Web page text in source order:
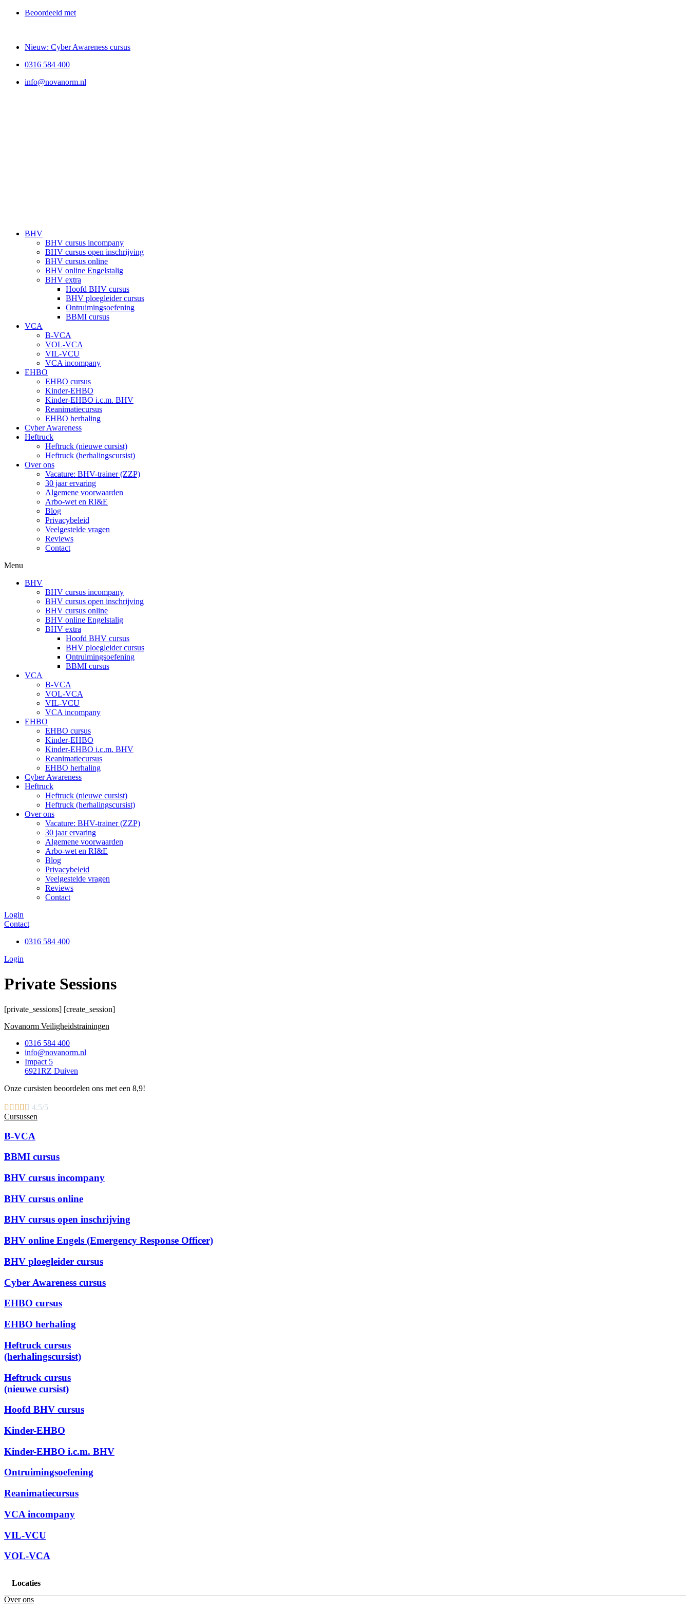
Beoordeeld met
Nieuw: Cyber Awareness cursus
0316 584 400
info@novanorm.nl
BHV
BHV cursus incompany
BHV cursus open inschrijving
BHV cursus online
BHV online Engelstalig
BHV extra
Hoofd BHV cursus
BHV ploegleider cursus
Ontruimingsoefening
BBMI cursus
VCA
B-VCA
VOL-VCA
VIL-VCU
VCA incompany
EHBO
EHBO cursus
Kinder-EHBO
Kinder-EHBO i.c.m. BHV
Reanimatiecursus
EHBO herhaling
Cyber Awareness
Heftruck
Heftruck (nieuwe cursist)
Heftruck (herhalingscursist)
Over ons
Vacature: BHV-trainer (ZZP)
30 jaar ervaring
Algemene voorwaarden
Arbo-wet en RI&E
Blog
Privacybeleid
Veelgestelde vragen
Reviews
Contact
Menu
BHV
BHV cursus incompany
BHV cursus open inschrijving
BHV cursus online
BHV online Engelstalig
BHV extra
Hoofd BHV cursus
BHV ploegleider cursus
Ontruimingsoefening
BBMI cursus
VCA
B-VCA
VOL-VCA
VIL-VCU
VCA incompany
EHBO
EHBO cursus
Kinder-EHBO
Kinder-EHBO i.c.m. BHV
Reanimatiecursus
EHBO herhaling
Cyber Awareness
Heftruck
Heftruck (nieuwe cursist)
Heftruck (herhalingscursist)
Over ons
Vacature: BHV-trainer (ZZP)
30 jaar ervaring
Algemene voorwaarden
Arbo-wet en RI&E
Blog
Privacybeleid
Veelgestelde vragen
Reviews
Contact
Login
Contact
0316 584 400
Login
Private Sessions
[private_sessions] [create_session]
Novanorm Veiligheidstrainingen
0316 584 400
info@novanorm.nl
Impact 5
6921RZ Duiven
Onze cursisten beoordelen ons met een 8,9!
     4.5/5
Cursussen
B-VCA
BBMI cursus
BHV cursus incompany
BHV cursus online
BHV cursus open inschrijving
BHV online Engels (Emergency Response Officer)
BHV ploegleider cursus
Cyber Awareness cursus
EHBO cursus
EHBO herhaling
Heftruck cursus
(herhalingscursist)
Heftruck cursus
(nieuwe cursist)
Hoofd BHV cursus
Kinder-EHBO
Kinder-EHBO i.c.m. BHV
Ontruimingsoefening
Reanimatiecursus
VCA incompany
VIL-VCU
VOL-VCA
Locaties
Over ons